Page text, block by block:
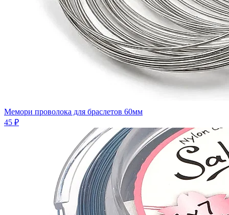
Мемори проволока для браслетов 60мм
45 ₽